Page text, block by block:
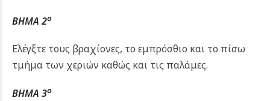
ΒΗΜΑ 2ο
Ελέγξτε τους βραχίονες, το εμπρόσθιο και το πίσω
τμήμα των χεριών καθώς και τις παλάμες.
ΒΗΜΑ 3ο